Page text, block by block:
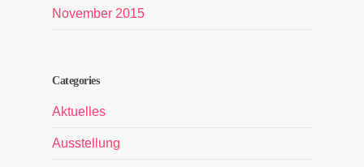
November 2015
Categories
Aktuelles
Ausstellung